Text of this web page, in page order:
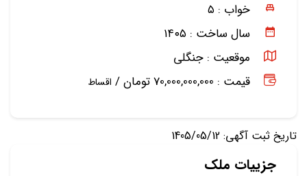
خواب : ۵
سال ساخت : ۱۴۰۵
موقعیت : جنگلی
قیمت : 70,000,000,000 تومان /
اقساط
تاریخ ثبت آگهی: 1405/05/12
جزییات ملک